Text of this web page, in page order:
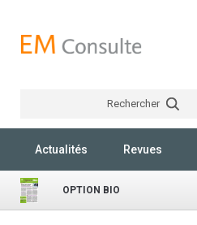
Rechercher
Actualités Revues
OPTION BIO